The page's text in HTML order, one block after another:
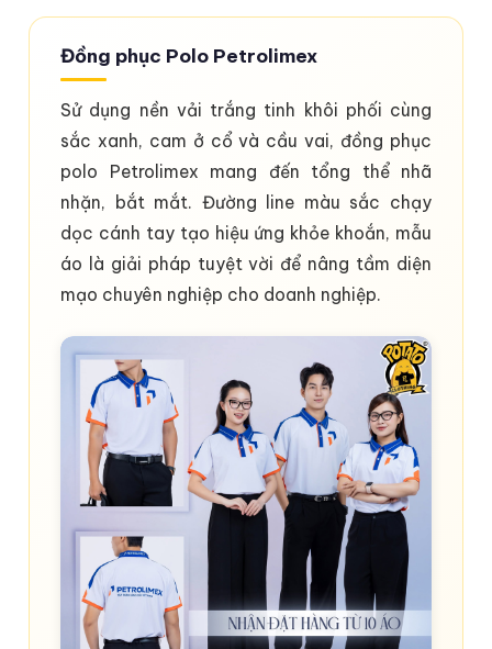
Đồng phục Polo Petrolimex
Sử dụng nền vải trắng tinh khôi phối cùng
sắc xanh, cam ở cổ và cầu vai, đồng phục
polo Petrolimex mang đến tổng thể nhã
nhặn, bắt mắt. Đường line màu sắc chạy
dọc cánh tay tạo hiệu ứng khỏe khoắn, mẫu
áo là giải pháp tuyệt vời để nâng tầm diện
mạo chuyên nghiệp cho doanh nghiệp.